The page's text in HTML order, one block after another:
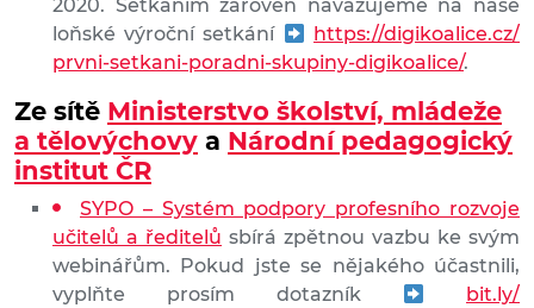
2020. Setkáním zároveň navazujeme na naše
loňské výroční setkání
https://digikoalice.cz/
prvni-setkani-poradni-skupiny-digikoalice/.
Ze sítě Ministerstvo školství, mládeže
a tělovýchovy a Národní pedagogický
institut ČR
SYPO – Systém podpory profesního rozvoje
učitelů a ředitelů sbírá zpětnou vazbu ke svým
webinářům. Pokud jste se nějakého účastnili,
vyplňte prosím dotazník
bit.ly/